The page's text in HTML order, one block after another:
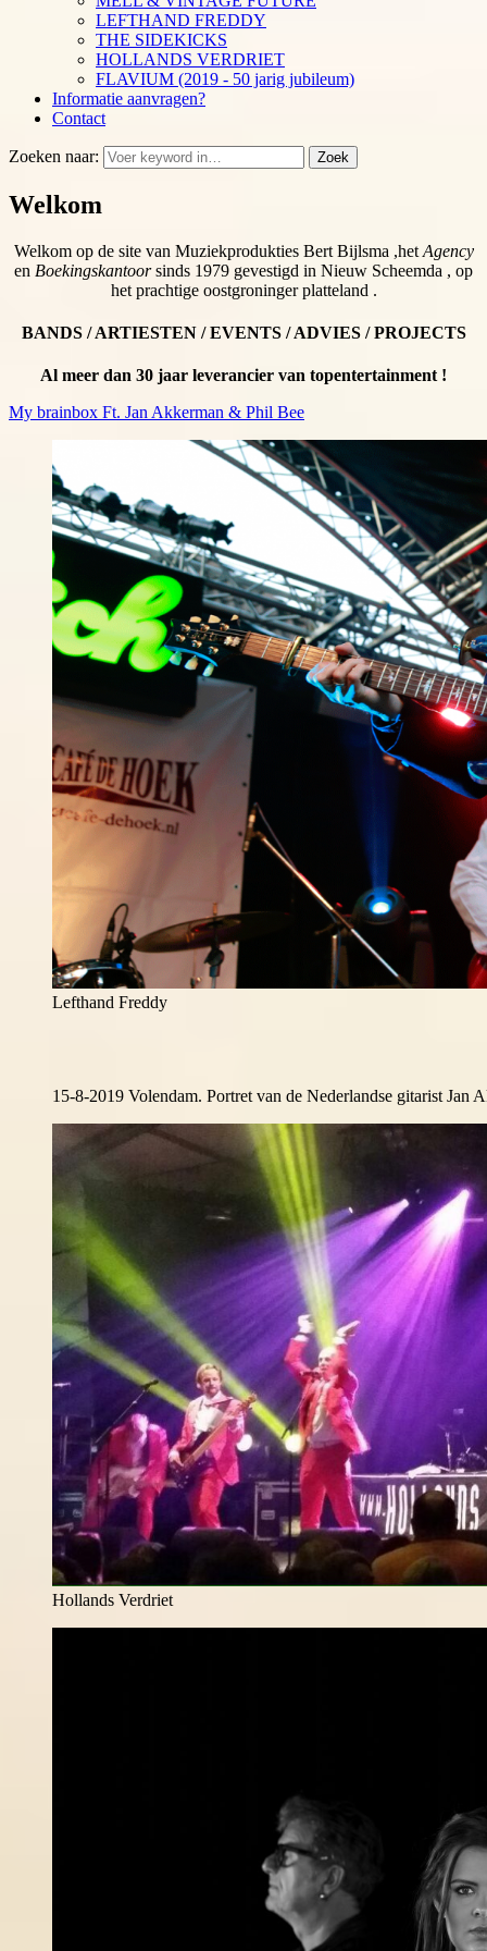
LEFTHAND FREDDY
THE SIDEKICKS
HOLLANDS VERDRIET
FLAVIUM (2019 - 50 jarig jubileum)
Informatie aanvragen?
Contact
Zoeken naar: Zoek
Welkom
Welkom op de site van Muziekprodukties Bert Bijlsma ,het Agency
en Boekingskantoorsinds 1979 gevestigd in Nieuw Scheemda , op
het prachtige oostgroninger platteland .
BANDS / ARTIESTEN / EVENTS / ADVIES / PROJECTS
Al meer dan 30 jaar leverancier van topentertainment !
My brainbox Ft. Jan Akkerman & Phil Bee
Lefthand Freddy
15-8-2019 Volendam. Portret van de Nederlandse gitarist Jan
Hollands Verdriet